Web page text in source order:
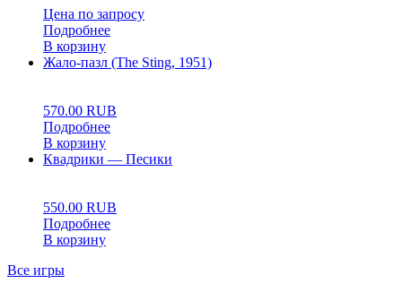
Цена по запросу
Подробнее
В корзину
Жало-пазл (The Sting, 1951)
570.00 RUB
Подробнее
В корзину
Квадрики — Песики
550.00 RUB
Подробнее
В корзину
Все игры